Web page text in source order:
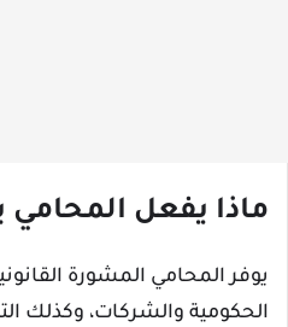
ماذا يفعل
يوفر المحامي المشورة
الحكومية والشركات، وكذلك